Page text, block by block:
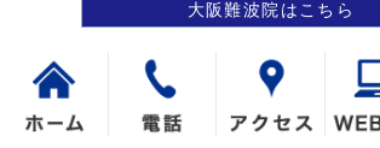
大阪難波院はこちら